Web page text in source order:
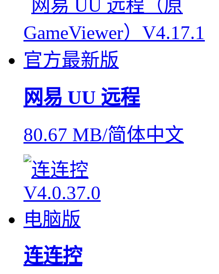
网易 UU 远程
80.67 MB/简体中文
连连控